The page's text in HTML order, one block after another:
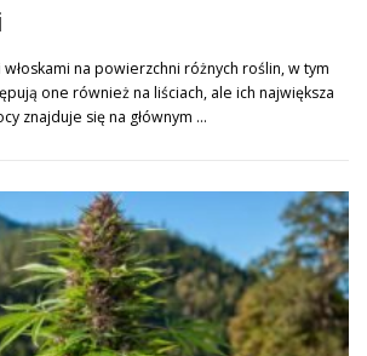
na powierzchni różnych roślin, w tym
one również na liściach, ale ich największa
znajduje się na głównym …